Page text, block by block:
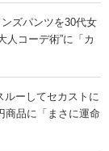
ンズパンツを30代女
コーデ術”に「カ
ルーしてセカストに
商品に「まさに運命